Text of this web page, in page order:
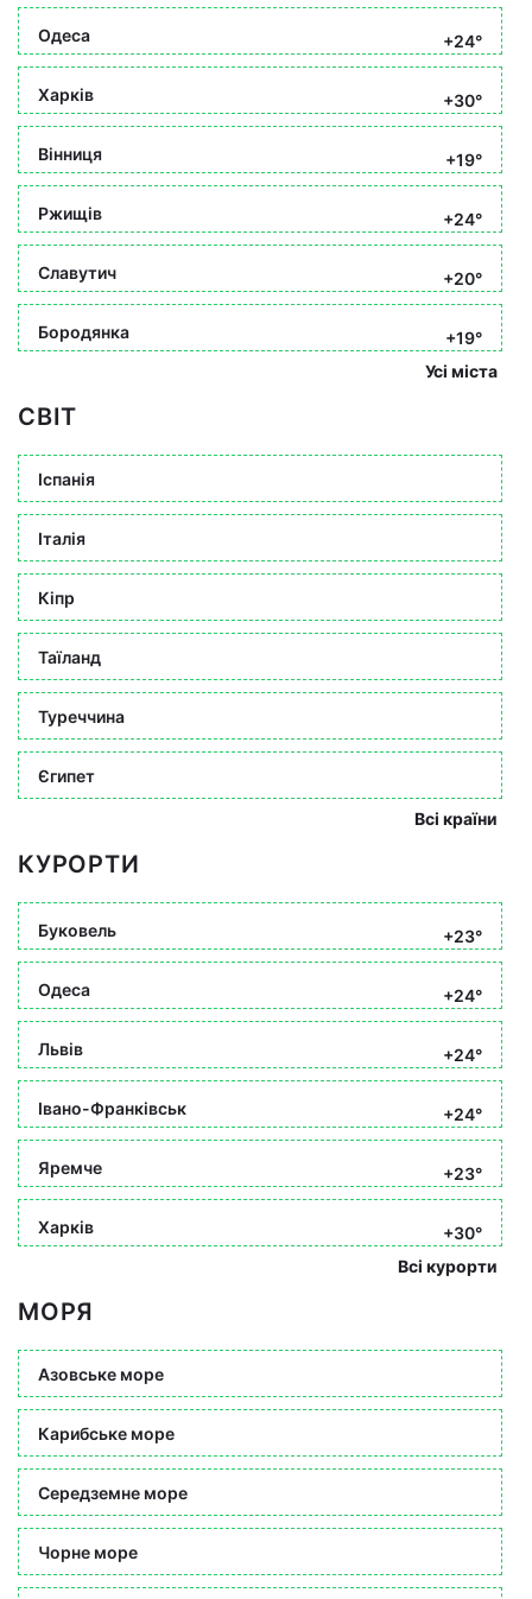
Одеса +24°
Харків +30°
Вінниця +19°
Ржищів +24°
Славутич +20°
Бородянка
+19°
Усі міста
СВІТ
Іспанія
Італія
Кіпр
Таїланд
Туреччина
Єгипет
Всі країни
КУРОРТИ
Буковель +23°
Одеса +24°
Львів +24°
Івано-Франківськ +24°
Яремче +23°
Харків
+30°
Всі курорти
МОРЯ
Азовське море
Карибське море
Середземне море
Чорне море